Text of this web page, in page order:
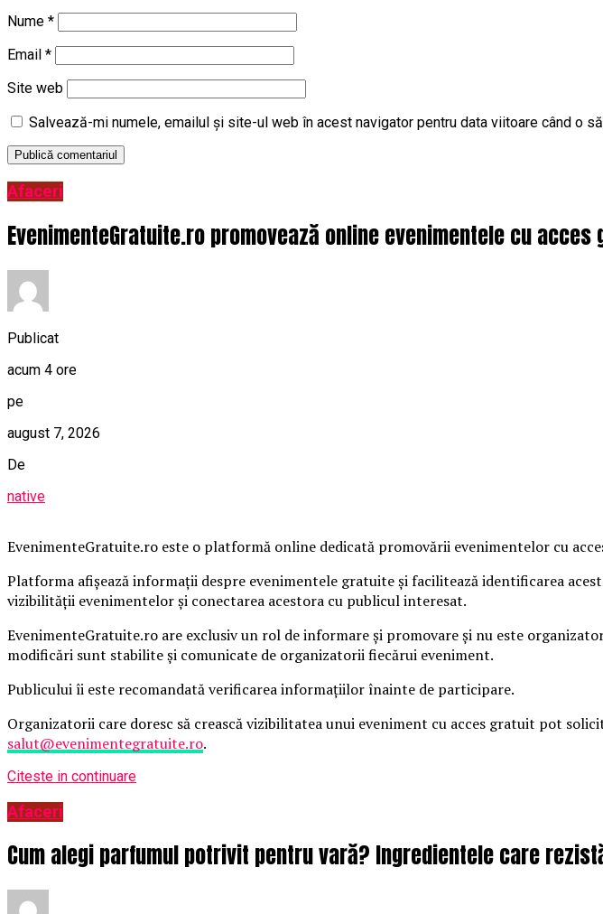
Nume *
Email *
Site web
Salvează-mi numele, emailul și site-ul web în acest navigator pentru data viitoare când o
Afaceri
EvenimenteGratuite.ro promovează online evenimentele cu acces
Publicat
acum 4 ore
pe
august 7, 2026
De
native
EvenimenteGratuite.ro este o platformă online dedicată promovării evenimentelor cu
Platforma afișează informații despre evenimentele gratuite și facilitează identificarea
vizibilității evenimentelor și conectarea acestora cu publicul interesat.
EvenimenteGratuite.ro are exclusiv un rol de informare și promovare și nu este
modificări sunt stabilite și comunicate de organizatorii fiecărui eveniment.
Publicului îi este recomandată verificarea informațiilor înainte de participare.
Organizatorii care doresc să crească vizibilitatea unui eveniment cu acces gratuit pot
salut@evenimentegratuite.ro.
Citeste in continuare
Afaceri
Cum alegi parfumul potrivit pentru vară? Ingredientele care